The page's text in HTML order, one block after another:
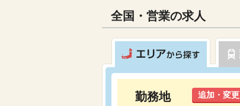
全国・営業の求人
勤務地 追加・変更